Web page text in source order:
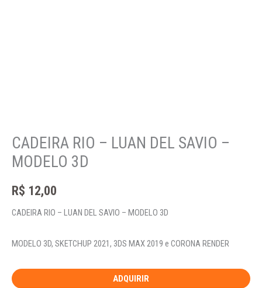
CADEIRA RIO – LUAN DEL SAVIO –
MODELO 3D
R$ 12,00
CADEIRA RIO – LUAN DEL SAVIO – MODELO 3D
MODELO 3D, SKETCHUP 2021, 3DS MAX 2019 e CORONA RENDER
ADQUIRIR